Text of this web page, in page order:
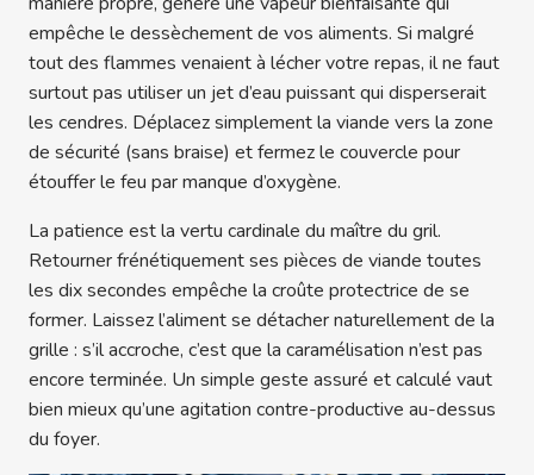
empêche le dessèchement de vos aliments. Si malgré
tout des flammes venaient à lécher votre repas, il ne faut
surtout pas utiliser un jet d’eau puissant qui disperserait
les cendres. Déplacez simplement la viande vers la zone
de sécurité (sans braise) et fermez le couvercle pour
étouffer le feu par manque d’oxygène.
La patience est la vertu cardinale du maître du gril.
Retourner frénétiquement ses pièces de viande toutes
les dix secondes empêche la croûte protectrice de se
former. Laissez l’aliment se détacher naturellement de la
grille : s’il accroche, c’est que la caramélisation n’est pas
encore terminée. Un simple geste assuré et calculé vaut
bien mieux qu’une agitation contre-productive au-dessus
du foyer.